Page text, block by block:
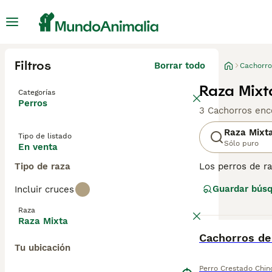
Filtros Borrar todo
Categorías
Perros
Tipo de listado
En venta
Tipo de raza
Incluir cruces
Raza
Raza Mixta
Tu ubicación
Raza
3 Cachorros
Raza
Sólo puro
Los perros de
diferentes
perros de raza
inteligencia y el
Guardar
Cachorros
Perro Crestado